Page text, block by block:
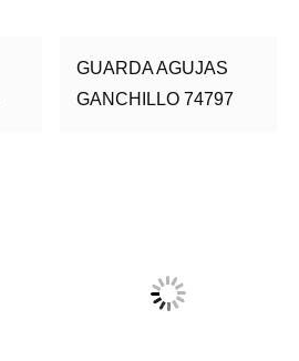
GUARDA AGUJAS
GANCHILLO 74797